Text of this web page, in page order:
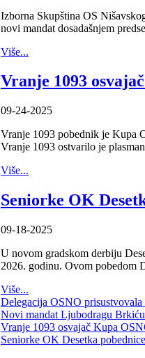
Izborna Skupština OS
novi mandat dosadašnjem
Više...
Vranje 1093
09-24-2025
Vranje 1093 pobednik je Kupa
Vranje 1093 ostvarilo je
Više...
Seniorke OK
09-18-2025
U novom gradskom derbiju
2026. godinu. Ovom pobedom
Više...
Delegacija OSNO
Novi mandat Ljubodragu
Vranje 1093 osvajač Kupa
Seniorke OK Desetka